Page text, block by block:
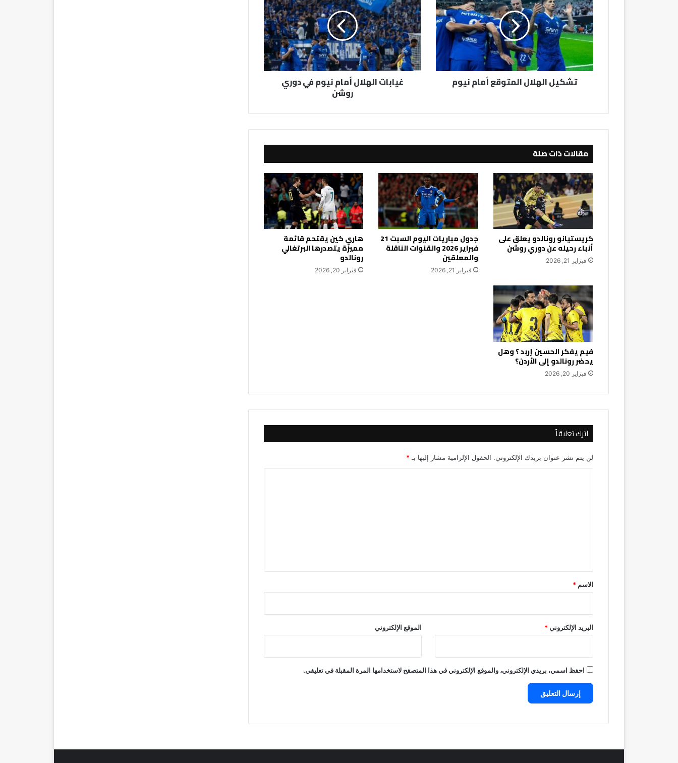
المتوقع
أمام
نيوم
تشكيل الهلال المتوقع أمام نيوم
أمام
نيوم
في
دوري
روشن
غيابات الهلال أمام نيوم في دوري
روشن
مقالات ذات صلة
كريستيانو رونالدو يعلق على
أنباء رحيله عن دوري روشن
فبراير 21, 2026
جدول مباريات اليوم السبت 21
فبراير 2026 والقنوات الناقلة
والمعلقين
فبراير 21, 2026
هاري كين يقتحم قائمة
مميزة يتصدرها البرتغالي
رونالدو
فبراير 20, 2026
فيم يفكر الحسين إربد ؟ وهل
يحضر رونالدو إلى الأردن؟
فبراير 20, 2026
اترك تعليقاً
لن يتم نشر عنوان بريدك الإلكتروني. الحقول الإلزامية مشار إليها بـ *
*
الاسم *
البريد الإلكتروني* الموقع الإلكتروني
احفظ اسمي، بريدي الإلكتروني، والموقع الإلكتروني في هذا المتصفح لاستخدامها المرة المقبلة في تعليقي.